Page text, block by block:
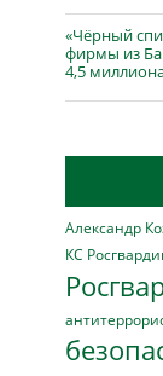
«Чёрный
фирмы из
4,5
Александр
КС